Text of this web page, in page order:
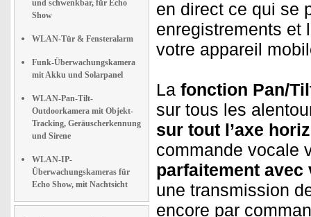
und schwenkbar, für Echo
Show
WLAN-Tür & Fensteralarm
Funk-Überwachungskamera
mit Akku und Solarpanel
WLAN-Pan-Tilt-
Outdoorkamera mit Objekt-
Tracking, Geräuscherkennung
und Sirene
WLAN-IP-
Überwachungskameras für
Echo Show, mit Nachtsicht
en direct ce qui se
enregistrements et
votre appareil
La fonction Pan/
sur tous les
sur tout l’axe
commande vocale
parfaitement avec
une transmission
encore par